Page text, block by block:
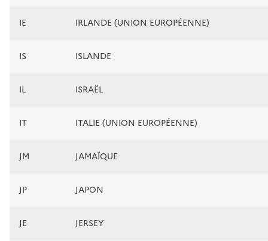
IE IRLANDE (UNION EUROPÉENNE)
IS ISLANDE
IL ISRAËL
IT ITALIE (UNION EUROPÉENNE)
JM JAMAÏQUE
JP JAPON
JE JERSEY